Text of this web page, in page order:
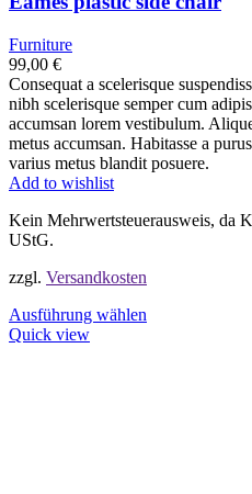
Furniture
99,00 €
Consequat a scelerisque
nibh scelerisque semper cum
accumsan lorem vestibulum.
metus accumsan. Habitasse a
varius metus blandit posuere.
Add to wishlist
Kein Mehrwertsteuerausweis, da
UStG.
zzgl. Versandkosten
Ausführung wählen
Quick view